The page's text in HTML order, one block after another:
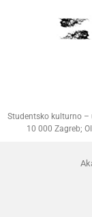
Studentsko kulturno –
10 000 Zagreb;